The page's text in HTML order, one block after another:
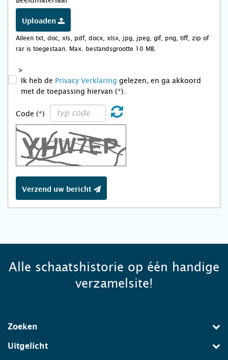
Uploaden
Alleen txt, doc, xls, pdf, docx, xlsx, jpg, jpeg, gif, png, tiff, zip of
rar is toegestaan. Max. bestandsgrootte 10 MB.
>
Ik heb de Privacy Verklaring gelezen, en ga akkoord
met de toepassing hiervan (*).
Code (*)
Verzend uw bericht
Alle schaatshistorie op één handige
verzamelsite!
Zoeken
Uitgelicht